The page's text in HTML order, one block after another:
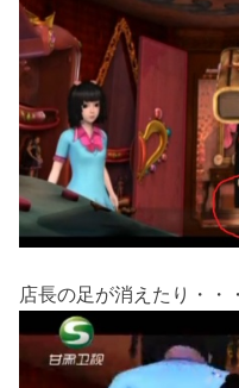
店長の足が消えたり・・・